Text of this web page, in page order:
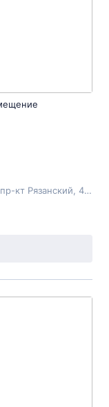
пр-кт Рязанский , 4Ас2